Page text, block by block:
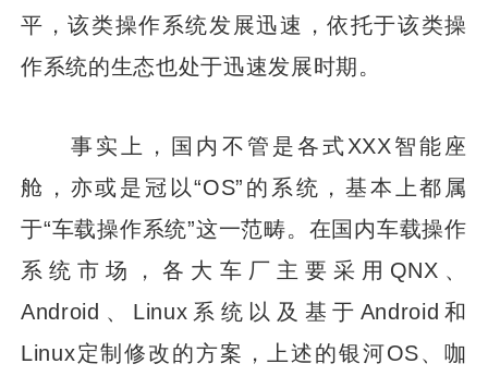
平，该类操作系统发展迅速，依托于该类操
作系统的生态也处于迅速发展时期。
事实上，国内不管是各式XXX智能座
舱，亦或是冠以“OS”的系统，基本上都属
于“车载操作系统”这一范畴。在国内车载操作
系统市场，各大车厂主要采用QNX、
Android、Linux系统以及基于Android和
Linux定制修改的方案，上述的银河OS、咖